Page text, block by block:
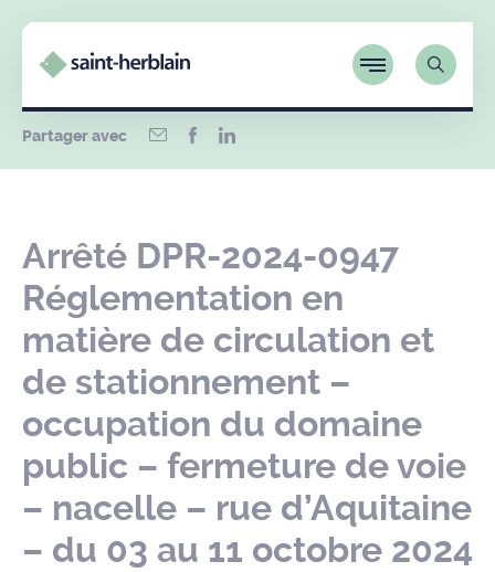
Partager avec
Arrêté DPR-2024-0947
Réglementation en
matière de circulation et
de stationnement –
occupation du domaine
public – fermeture de voie
– nacelle – rue d’Aquitaine
– du 03 au 11 octobre 2024